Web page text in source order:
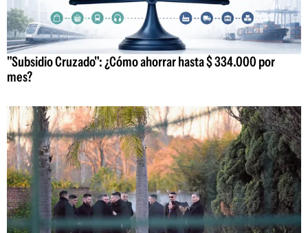
"Subsidio Cruzado": ¿Cómo ahorrar hasta $ 334.000 por
mes?